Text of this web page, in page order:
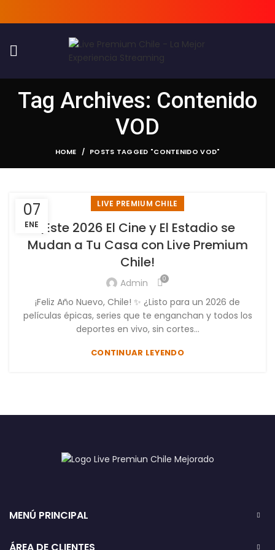
Tag Archives: Contenido
VOD
HOME POSTS TAGGED "CONTENIDO VOD"
07
ENE
LIVE PREMIUM CHILE
¡Este 2026 El Cine y El Estadio se
Mudan a Tu Casa con Live Premium
Chile!
Admin 0
¡Feliz Año Nuevo, Chile! ✨ ¿Listo para un 2026 de
películas épicas, series que te enganchan y todos los
deportes en vivo, sin cortes...
CONTINUAR LEYENDO
MENÚ PRINCIPAL